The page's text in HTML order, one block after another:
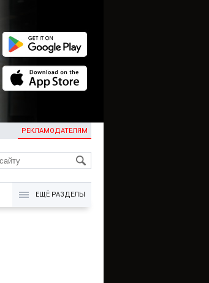
РЕКЛАМОДАТЕЛЯМ
KG
ЕЩЁ РАЗДЕЛЫ